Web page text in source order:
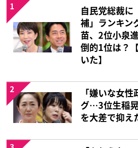
自民党総裁に
補」ランキン
苗、2位小泉
倒的1位は？
いた】
1
「嫌いな女
グ…3位生稲
を大差で抑え
2